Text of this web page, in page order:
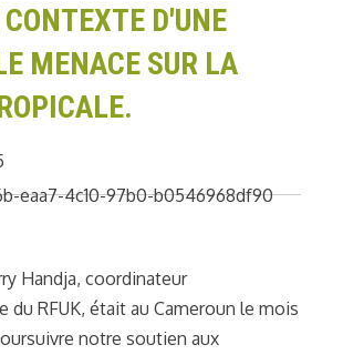
D'UNE
MENACE SUR LA
Handja, coordinateur
du RFUK, était au Cameroun le mois
notre soutien aux